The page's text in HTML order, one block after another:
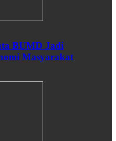
BUMD Jadi
Masyarakat